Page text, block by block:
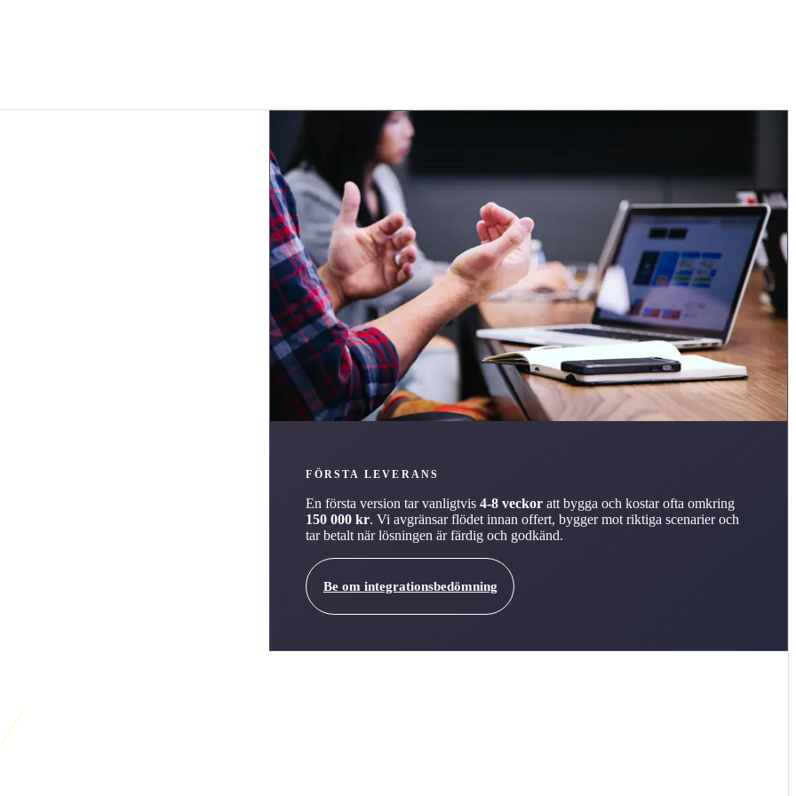
FÖRSTA LEVERANS
En första version tar vanligtvis4-8 veckor att bygga och kostar ofta omkring
150 000 kr. Vi avgränsar flödet innan offert, bygger mot riktiga scenarier och
tar betalt när lösningen är färdig och godkänd.
Be om integrationsbedömning
rätt?